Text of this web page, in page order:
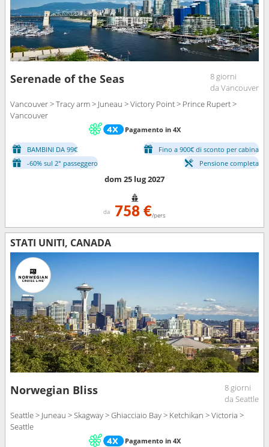
Serenade of the Seas
8 giorni
da Vancouver
Vancouver > Tracy arm > Juneau > Victory Point > Prince Rupert >
Vancouver
Pagamento in 4X
BAMBINI DA 99€
Fino a 900€ di sconto per cabina
-60% sul 2° passeggero
Pensione completa
dom 25 lug 2027
da 758 €/pers
STATI UNITI, CANADA
Norwegian Bliss
8 giorni
da Seattle
Seattle > Juneau > Skagway > Ghiacciaio Bay > Ketchikan > Victoria >
Seattle
Pagamento in 4X